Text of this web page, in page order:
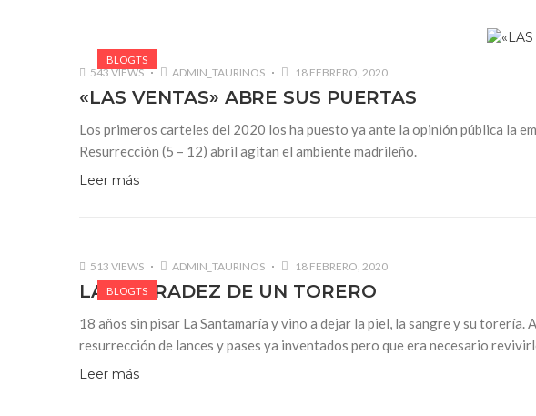
BLOGTS
543 VIEWS ADMIN_TAURINOS 18 FEBRERO, 2020
«LAS VENTAS» ABRE SUS PUERTAS
Los primeros carteles del 2020 los ha puesto ya ante la opinión pública la
Resurrección (5 – 12) abril agitan el ambiente madrileño.
Leer más
BLOGTS
513 VIEWS ADMIN_TAURINOS 18 FEBRERO, 2020
LA HONRADEZ DE UN TORERO
18 años sin pisar La Santamaría y vino a dejar la piel, la sangre y su
resurrección de lances y pases ya inventados pero que era necesario
Leer más